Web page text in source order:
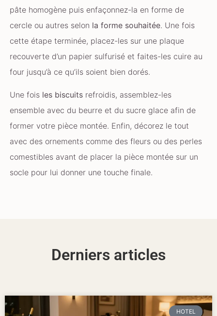
pâte homogène puis enfaçonnez-la en forme de
cercle ou autres selon la forme souhaitée. Une fois
cette étape terminée, placez-les sur une plaque
recouverte d’un papier sulfurisé et faites-les cuire au
four jusqu’à ce qu’ils soient bien dorés.
Une fois les biscuits refroidis, assemblez-les
ensemble avec du beurre et du sucre glace afin de
former votre pièce montée. Enfin, décorez le tout
avec des ornements comme des fleurs ou des perles
comestibles avant de placer la pièce montée sur un
socle pour lui donner une touche finale.
Derniers articles
HOTEL